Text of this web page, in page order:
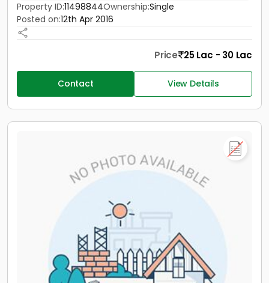
Property ID:11498844Ownership:Single
Posted on:12th Apr 2016
Price 25 Lac - 30 Lac
Contact View Details